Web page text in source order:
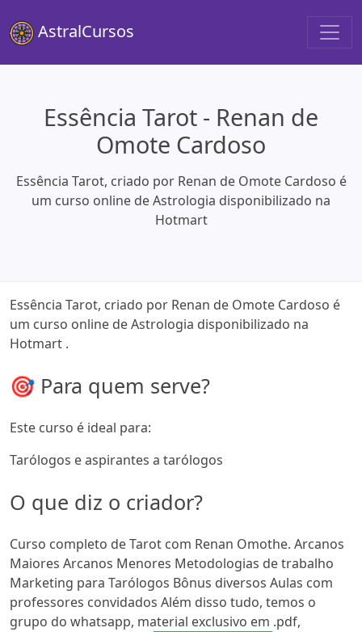
AstralCursos
Essência Tarot - Renan de
Omote Cardoso
Essência Tarot, criado por Renan de Omote Cardoso é
um curso online de Astrologia disponibilizado na
Hotmart
Essência Tarot, criado por Renan de Omote Cardoso é
um curso online de Astrologia disponibilizado na
Hotmart .
🎯 Para quem serve?
Este curso é ideal para:
Tarólogos e aspirantes a tarólogos
O que diz o criador?
Curso completo de Tarot com Renan Omothe. Arcanos
Maiores Arcanos Menores Metodologias de trabalho
Marketing para Tarólogos Bônus diversos Aulas com
professores convidados Além disso tudo, temos o
grupo do whatsapp, material exclusivo em .pdf,